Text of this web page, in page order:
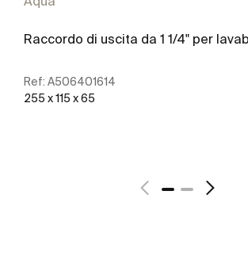
Raccordo di uscita da 1 1/4" per
Ref: A506401614
255 x 115 x 65